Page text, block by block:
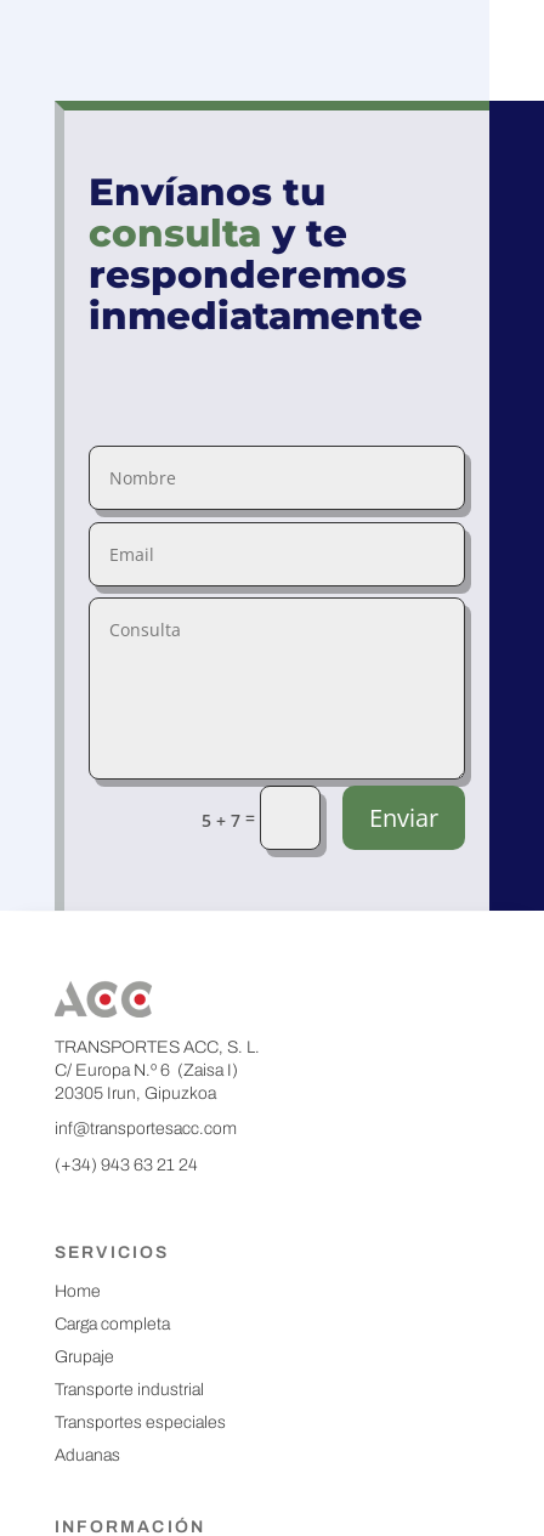
Envíanos tu
consulta y te
responderemos
inmediatamente
5 + 7 = Enviar
TRANSPORTES ACC, S. L.
C/ Europa N.º 6 (Zaisa I)
20305 Irun, Gipuzkoa
inf@transportesacc.com
(+34) 943 63 21 24
SERVICIOS
Home
Carga completa
Grupaje
Transporte industrial
Transportes especiales
Aduanas
INFORMACIÓN